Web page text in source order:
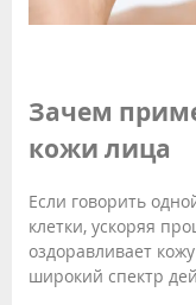
Зачем
кожи лица
Если говорить
клетки, ускоряя
оздоравливает
широкий спектр